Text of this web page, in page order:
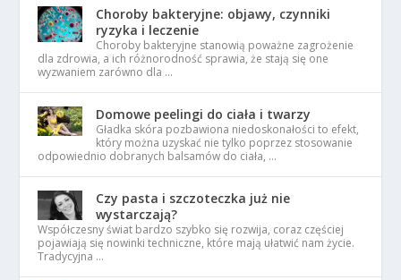
Choroby bakteryjne: objawy, czynniki
ryzyka i leczenie
Choroby bakteryjne stanowią poważne zagrożenie
dla zdrowia, a ich różnorodność sprawia, że stają się one
wyzwaniem zarówno dla …
Domowe peelingi do ciała i twarzy
Gładka skóra pozbawiona niedoskonałości to efekt,
który można uzyskać nie tylko poprzez stosowanie
odpowiednio dobranych balsamów do ciała, …
Czy pasta i szczoteczka już nie
wystarczają?
Współczesny świat bardzo szybko się rozwija, coraz częściej
pojawiają się nowinki techniczne, które mają ułatwić nam życie.
Tradycyjna …